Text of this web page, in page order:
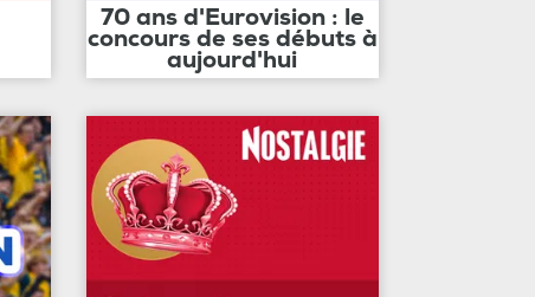
70 ans d'Eurovision : le
concours de ses débuts à
aujourd'hui